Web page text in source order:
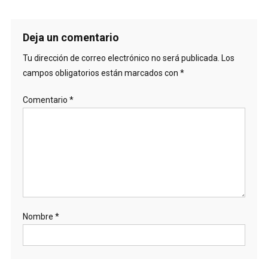
Deja un comentario
Tu dirección de correo electrónico no será publicada. Los
campos obligatorios están marcados con *
Comentario *
Nombre *